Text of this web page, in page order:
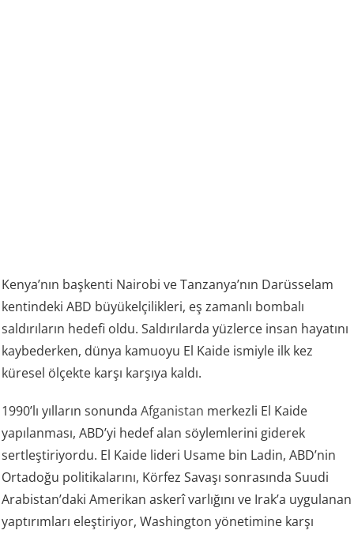
Kenya’nın başkenti Nairobi ve Tanzanya’nın Darüsselam
kentindeki ABD büyükelçilikleri, eş zamanlı bombalı
saldırıların hedefi oldu. Saldırılarda yüzlerce insan hayatını
kaybederken, dünya kamuoyu El Kaide ismiyle ilk kez
küresel ölçekte karşı karşıya kaldı.
1990’lı yılların sonundaAfganistan merkezli El Kaide
yapılanması, ABD’yi hedef alan söylemlerini giderek
sertleştiriyordu. El Kaide lideri Usame bin Ladin, ABD’nin
Ortadoğu politikalarını, Körfez Savaşı sonrasında Suudi
Arabistan’daki Amerikan askerî varlığını ve Irak’a uygulanan
yaptırımları eleştiriyor, Washington yönetimine karşı